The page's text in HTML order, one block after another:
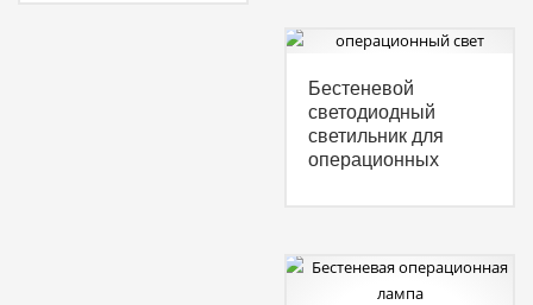
Бестеневой
светодиодный
светильник для
операционных